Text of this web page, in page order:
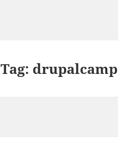
Tag: drupalcamp